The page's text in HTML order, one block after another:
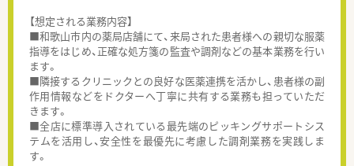
【想定される業務内容】
■和歌山市内の薬局店舗にて、来局された患者様への親切な服薬
指導をはじめ、正確な処方箋の監査や調剤などの基本業務を行い
ます。
■隣接するクリニックとの良好な医薬連携を活かし、患者様の副
作用情報などをドクターへ丁寧に共有する業務も担っていただ
きます。
■全店に標準導入されている最先端のピッキングサポートシス
テムを活用し、安全性を最優先に考慮した調剤業務を実践しま
す。